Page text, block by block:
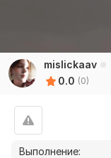
mislickaav
0.0 (0)
Выполнение: